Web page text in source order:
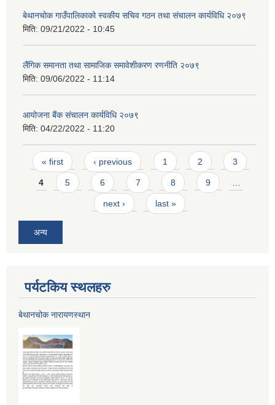
बेथानचोक गाउँपालिकाको स्वकीय सचिव गठन तथा संचालन कार्यविधि २०७९
मिति: 09/21/2022 - 10:45
लैंगिक समानता तथा सामाजिक समावेशीकरण रणनीति २०७९
मिति: 09/06/2022 - 11:14
आयोजना बैंक संचालन कार्यविधि २०७९
मिति: 04/22/2022 - 11:20
Pages
« first ‹ previous 1 2 3
4 5 6 7 8 9 …
next › last »
अन्य
पर्यटकिय स्थलहरु
बेथानचोक नारायणस्थान